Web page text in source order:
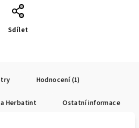
Sdílet
Hodnocení (1)
Herbatint Ostatní informace